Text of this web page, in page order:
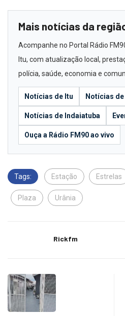
Mais notícias da
Acompanhe no Portal Rádio
Itu, com atualização local,
polícia, saúde, economia e
Notícias de Itu Notícias
Notícias de Indaiatuba
Ouça a Rádio FM90 ao vivo
Tags: Estação Estrelas
Plaza Urânia
Rickfm